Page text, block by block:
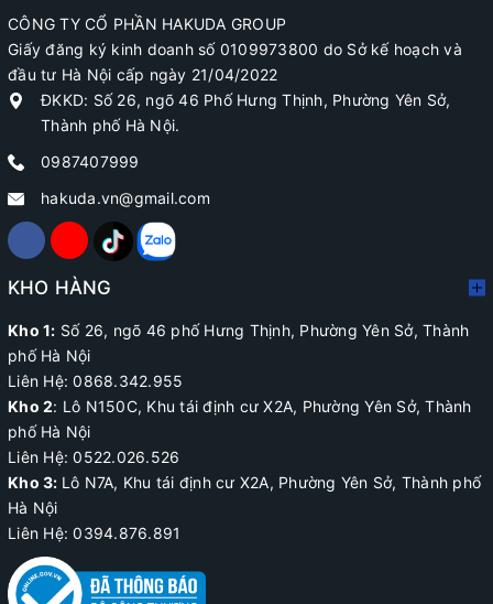
CÔNG TY CỔ PHẦN HAKUDA GROUP
Giấy đăng ký kinh doanh số 0109973800 do Sở kế hoạch và
đầu tư Hà Nội cấp ngày 21/04/2022
ĐKKD: Số 26, ngõ 46 Phố Hưng Thịnh, Phường Yên Sở,
Thành phố Hà Nội.
0987407999
hakuda.vn@gmail.com
KHO HÀNG
Kho 1: Số 26, ngõ 46 phố Hưng Thịnh, Phường Yên Sở, Thành
phố Hà Nội
Liên Hệ: 0868.342.955
Kho 2: Lô N150C, Khu tái định cư X2A, Phường Yên Sở, Thành
phố Hà Nội
Liên Hệ:0522.026.526
Kho 3: Lô N7A, Khu tái định cư X2A, Phường Yên Sở, Thành phố
Hà Nội
Liên Hệ: 0394.876.891